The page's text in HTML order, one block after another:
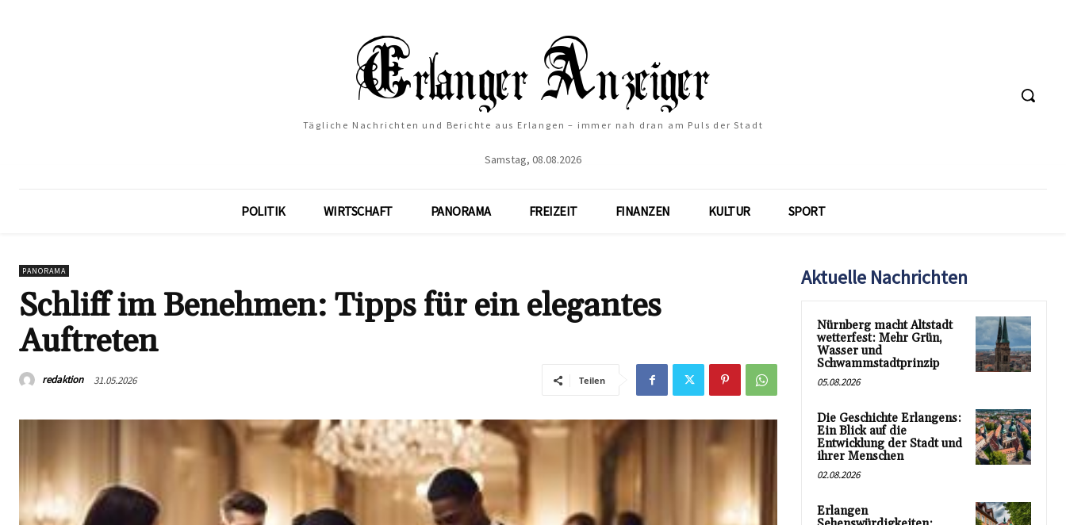
Tägliche Nachrichten und Berichte aus Erlangen – immer nah dran am Puls der Stadt
Samstag, 08.08.2026
POLITIK WIRTSCHAFT PANORAMA FREIZEIT FINANZEN KULTUR SPORT
PANORAMA
Schliff im Benehmen: Tipps für ein elegantes
Auftreten
redaktion 31.05.2026 Teilen
Aktuelle Nachrichten
Nürnberg macht Altstadt
wetterfest: Mehr Grün,
Wasser und
Schwammstadtprinzip
05.08.2026
Die Geschichte Erlangens:
Ein Blick auf die
Entwicklung der Stadt und
ihrer Menschen
02.08.2026
Erlangen